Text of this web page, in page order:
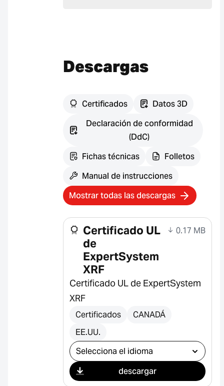
Descargas
Certificados
Datos 3D
Declaración de conformidad
(DdC)
Fichas técnicas
Folletos
Manual de instrucciones
Mostrar todas las descargas
Certificado UL
de
ExpertSystem
XRF
0.17 MB
Certificado UL de ExpertSystem
XRF
Certificados
CANADÁ
EE.UU.
Seleccionar descarga
descargar